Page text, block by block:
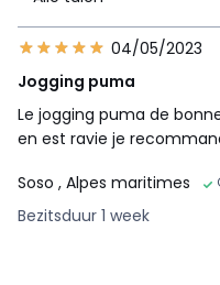
04/05/2023
Jogging puma
Le jogging puma de
en est ravie je
Soso , Alpes maritimes
Bezitsduur 1 week